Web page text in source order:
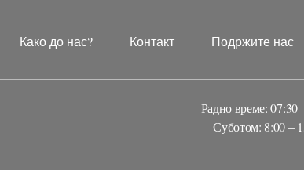
Како до нас? Контакт Подржите нас
Радно време: 07:30
Суботом: 8:00 –